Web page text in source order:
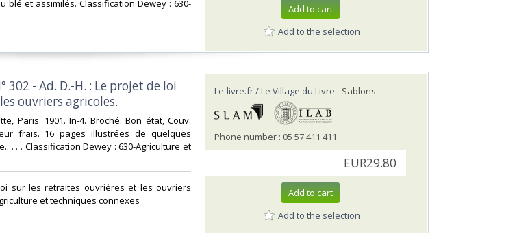
blé et assimilés. Classification Dewey : 630-
Add to cart
Add to the selection
302 - Ad. D.-H. : Le projet de loi
ouvriers agricoles.
Paris. 1901. In-4. Broché. Bon état, Couv.
frais. 16 pages illustrées de quelques
. . . Classification Dewey : 630-Agriculture et
sur les retraites ouvrières et les ouvriers
et techniques connexes‎
Le-livre.fr / Le Village du Livre - Sablons
Phone number : 05 57 411 411
EUR29.80
Add to cart
Add to the selection